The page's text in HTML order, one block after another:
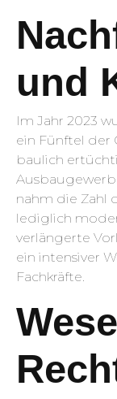
und
Im Jahr 2023
ein Fünftel der
baulich
nahm die Zahl
lediglich
verlängerte
ein intensiver
Fachkräfte.